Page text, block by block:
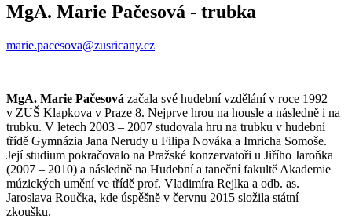
MgA. Marie Pačesová - trubka
marie.pacesova@zusricany.cz
MgA. Marie Pačesová začala své hudební vzdělání v roce 1992
v ZUŠ Klapkova v Praze 8. Nejprve hrou na housle a následně i na
trubku. V letech 2003 – 2007 studovala hru na trubku v hudební
třídě Gymnázia Jana Nerudy u Filipa Nováka a Imricha Somoše.
Její studium pokračovalo na Pražské konzervatoři u Jiřího Jaroňka
(2007 – 2010) a následně na Hudební a taneční fakultě Akademie
múzických umění ve třídě prof. Vladimíra Rejlka a odb. as.
Jaroslava Roučka, kde úspěšně v červnu 2015 složila státní
zkoušku.